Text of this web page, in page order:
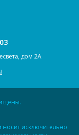
дом 2А
исключительно